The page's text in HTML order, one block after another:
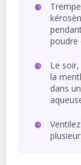
poudre
Le
la
dans